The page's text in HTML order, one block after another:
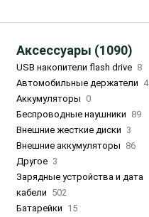
Аксессуары (1090)
USB накопители flash drive 8
Автомобильные держатели 4
Аккумуляторы 0
Беспроводные наушники 89
Внешние жесткие диски 3
Внешние аккумуляторы 86
Другое 3
Зарядные устройства и дата
кабели 502
Батарейки 15